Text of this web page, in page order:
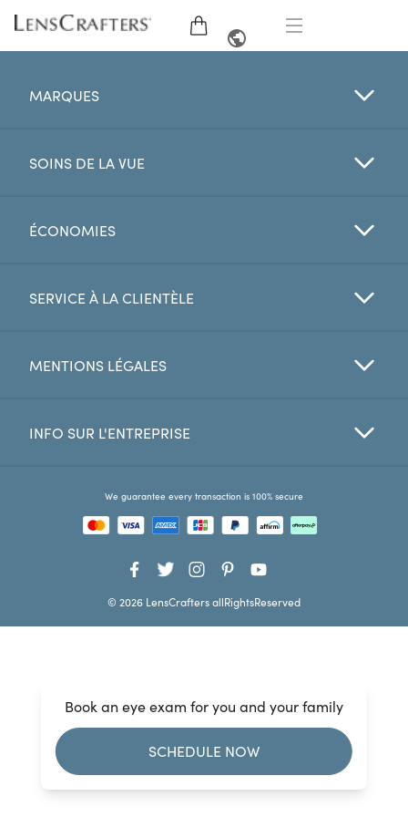
MARQUES
VERRES
OFFRES
Favorites
Book an eye exam for you and your family
SCHEDULE NOW
MARQUES
SOINS DE LA VUE
ÉCONOMIES
SERVICE À LA CLIENTÈLE
MENTIONS LÉGALES
INFO SUR L'ENTREPRISE
We guarantee every transaction is 100% secure
© 2026 LensCrafters allRightsReserved